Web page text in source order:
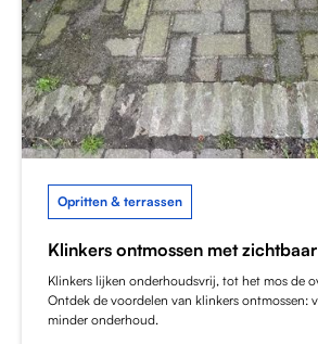
Opritten & terrassen
Klinkers ontmossen met
Klinkers lijken onderhoudsvrij, tot het mos de
Ontdek de voordelen van klinkers ontmossen:
minder onderhoud.